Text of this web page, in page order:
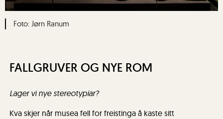
Jørn Ranum
FALLGRUVER OG NYE ROM
Lager vi nye stereotypiar?
Kva skjer når musea fell for freistinga å kaste sitt